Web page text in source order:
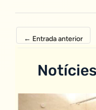
← Entrada anterior